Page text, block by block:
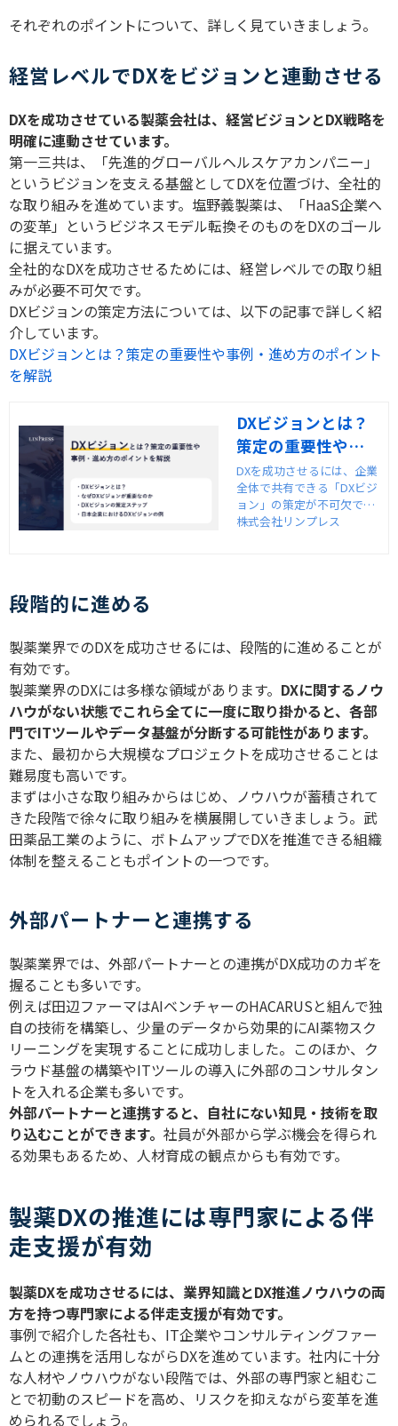
それぞれのポイントについて、詳しく見ていきましょう。
経営レベルでDXをビジョンと連動させる
DXを成功させている製薬会社は、経営ビジョンとDX戦略を
明確に連動させています。
第一三共は、「先進的グローバルヘルスケアカンパニー」
というビジョンを支える基盤としてDXを位置づけ、全社的
な取り組みを進めています。塩野義製薬は、「HaaS企業へ
の変革」というビジネスモデル転換そのものをDXのゴール
に据えています。
全社的なDXを成功させるためには、経営レベルでの取り組
みが必要不可欠です。
DXビジョンの策定方法については、以下の記事で詳しく紹
介しています。
DXビジョンとは？策定の重要性や事例・進め方のポイント
を解説
DXビジョンとは？
策定の重要性や事
例・進め方のポイ
ントを解説
DXを成功させるには、企業
全体で共有できる「DXビジ
ョン」の策定が不可欠で
す。本記事では、DXビジョ
株式会社リンプレス
段階的に進める
製薬業界でのDXを成功させるには、段階的に進めることが
有効です。
製薬業界のDXには多様な領域があります。 DXに関するノウ
ハウがない状態でこれら全てに一度に取り掛かると、各部
門でITツールやデータ基盤が分断する可能性があります。
また、最初から大規模なプロジェクトを成功させることは
難易度も高いです。
まずは小さな取り組みからはじめ、ノウハウが蓄積されて
きた段階で徐々に取り組みを横展開していきましょう。武
田薬品工業のように、ボトムアップでDXを推進できる組織
体制を整えることもポイントの一つです。
外部パートナーと連携する
製薬業界では、外部パートナーとの連携がDX成功のカギを
握ることも多いです。
例えば田辺ファーマはAIベンチャーのHACARUSと組んで独
自の技術を構築し、少量のデータから効果的にAI薬物スク
リーニングを実現することに成功しました。このほか、ク
ラウド基盤の構築やITツールの導入に外部のコンサルタン
トを入れる企業も多いです。
外部パートナーと連携すると、自社にない知見・技術を取
り込むことができます。 社員が外部から学ぶ機会を得られ
る効果もあるため、人材育成の観点からも有効です。
製薬DXの推進には専門家による伴
走支援が有効
製薬DXを成功させるには、業界知識とDX推進ノウハウの両
方を持つ専門家による伴走支援が有効です。
事例で紹介した各社も、 IT企業やコンサルティングファー
ムとの連携を活用しながらDXを進めています。社内に十分
な人材やノウハウがない段階では、外部の専門家と組むこ
とで初動のスピードを高め、リスクを抑えながら変革を進
められるでしょう。